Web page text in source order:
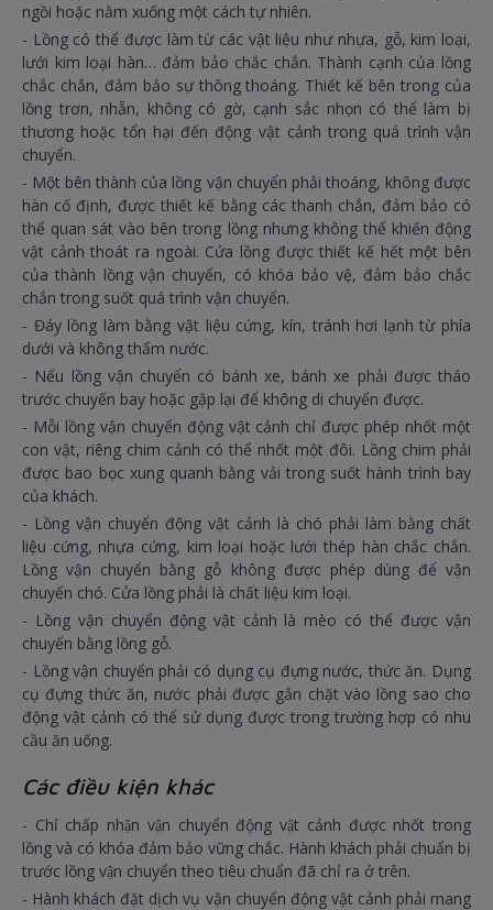
ngồi hoặc nằm xuống một cách tự nhiên.
- Lồng có thể được làm từ các vật liệu như nhựa, gỗ, kim loại,
lưới kim loại hàn… đảm bảo chắc chắn. Thành cạnh của lồng
chắc chắn, đảm bảo sự thông thoáng. Thiết kế bên trong của
lồng trơn, nhẵn, không có gờ, cạnh sắc nhọn có thể làm bị
thương hoặc tổn hại đến động vật cảnh trong quá trình vận
chuyển.
- Một bên thành của lồng vận chuyển phải thoáng, không được
hàn cố định, được thiết kế bằng các thanh chắn, đảm bảo có
thể quan sát vào bên trong lồng nhưng không thể khiến động
vật cảnh thoát ra ngoài. Cửa lồng được thiết kế hết một bên
của thành lồng vận chuyển, có khóa bảo vệ, đảm bảo chắc
chắn trong suốt quá trình vận chuyển.
- Đáy lồng làm bằng vật liệu cứng, kín, tránh hơi lạnh từ phía
dưới và không thấm nước.
- Nếu lồng vận chuyển có bánh xe, bánh xe phải được tháo
trước chuyến bay hoặc gập lại để không di chuyển được.
- Mỗi lồng vận chuyển động vật cảnh chỉ được phép nhốt một
con vật, riêng chim cảnh có thể nhốt một đôi. Lồng chim phải
được bao bọc xung quanh bằng vải trong suốt hành trình bay
của khách.
- Lồng vận chuyển động vật cảnh là chó phải làm bằng chất
liệu cứng, nhựa cứng, kim loại hoặc lưới thép hàn chắc chắn.
Lồng vận chuyển bằng gỗ không được phép dùng để vận
chuyển chó. Cửa lồng phải là chất liệu kim loại.
- Lồng vận chuyển động vật cảnh là mèo có thể được vận
chuyển bằng lồng gỗ.
- Lồng vận chuyển phải có dụng cụ đựng nước, thức ăn. Dụng
cụ đựng thức ăn, nước phải được gắn chặt vào lồng sao cho
động vật cảnh có thể sử dụng được trong trường hợp có nhu
cầu ăn uống.
Các điều kiện khác
- Chỉ chấp nhận vận chuyển động vật cảnh được nhốt trong
lồng và có khóa đảm bảo vững chắc. Hành khách phải chuẩn bị
trước lồng vận chuyển theo tiêu chuẩn đã chỉ ra ở trên.
- Hành khách đặt dịch vụ vận chuyển động vật cảnh phải mang